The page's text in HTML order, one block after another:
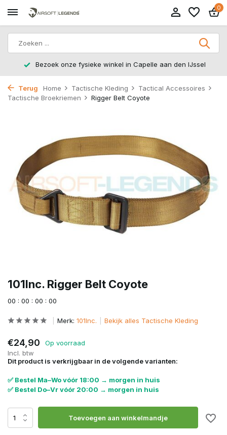
0
Bezoek onze fysieke winkel in Capelle aan den IJssel
Terug Home Tactische Kleding
Tactical Accessoires
Tactische Broekriemen
Rigger Belt Coyote
101Inc. Rigger Belt Coyote
00 : 00 : 00 : 00
Merk: 101Inc. Bekijk alles Tactische Kleding
€24,90
Op voorraad
Incl. btw
Dit product is verkrijgbaar in de volgende varianten:
✅ Bestel Ma–Wo vóór 18:00 → morgen in huis
✅ Bestel Do–Vr vóór 20:00 → morgen in huis
Toevoegen aan winkelmandje